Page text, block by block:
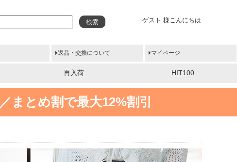
ゲスト 様こんにちは
検索
返品・交換について マイページ
再入荷 HIT100
まとめ割で最大12%割引